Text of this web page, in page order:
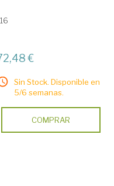
€
Sin Stock. Disponible en
5/6 semanas.
COMPRAR